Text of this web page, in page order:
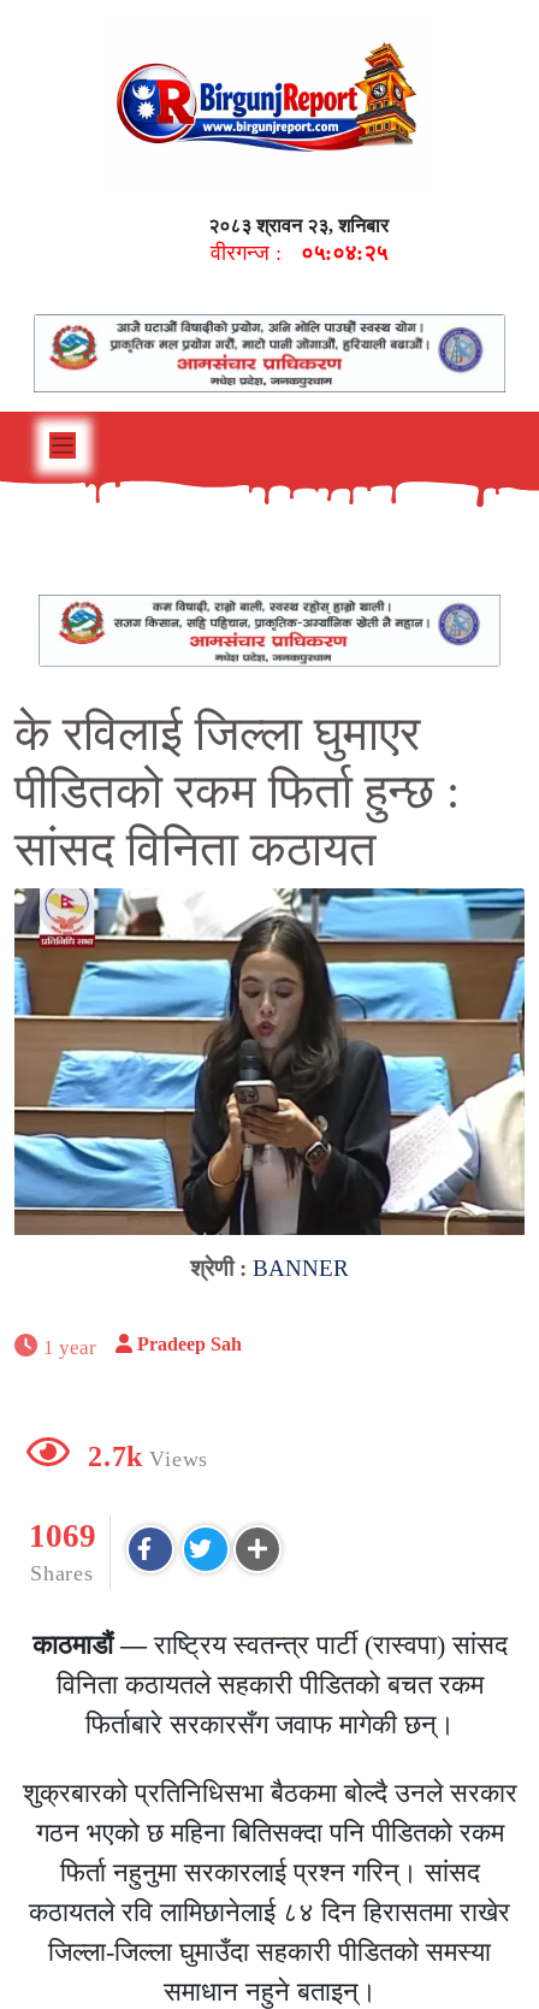
२०८३ श्रावन २३, शनिबार
वीरगन्ज : ०५:०४:२६
के रविलाई जिल्ला घुमाएर
पीडितको रकम फिर्ता हुन्छ :
सांसद विनिता कठायत
श्रेणी : BANNER
1 year Pradeep Sah
2.7k Views
1069
Shares
काठमाडौं —राष्ट्रिय स्वतन्त्र पार्टी (रास्वपा) सांसद
विनिता कठायतले सहकारी पीडितको बचत रकम
फिर्ताबारे सरकारसँग जवाफ मागेकी छन्।
शुक्रबारको प्रतिनिधिसभा बैठकमा बोल्दै उनले सरकार
गठन भएको छ महिना बितिसक्दा पनि पीडितको रकम
फिर्ता नहुनुमा सरकारलाई प्रश्न गरिन्। सांसद
कठायतले रवि लामिछानेलाई ८४ दिन हिरासतमा राखेर
जिल्ला-जिल्ला घुमाउँदा सहकारी पीडितको समस्या
समाधान नहुने बताइन्।